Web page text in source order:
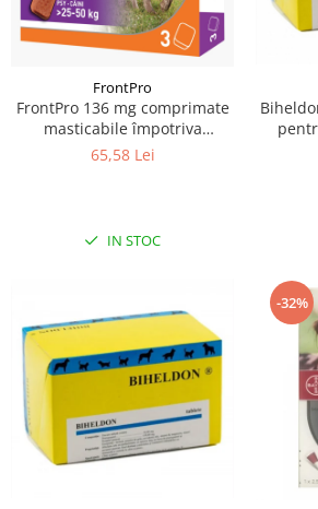
FrontPro
FrontPro 136 mg comprimate
masticabile împotriva
puricilor și căpușelor pentru
65,58 Lei
IN STOC
-32%